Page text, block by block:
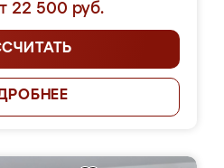
22 500 руб.